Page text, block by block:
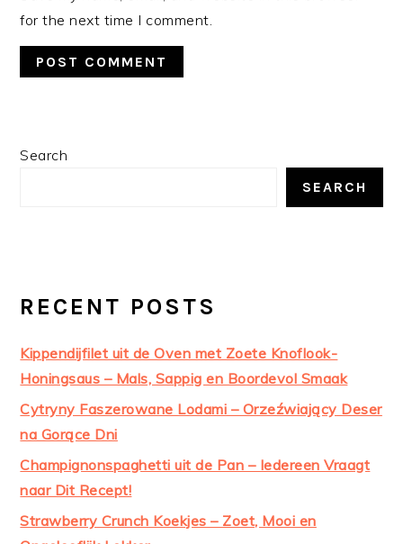
for the next time I comment.
PRIMARY
Search
SEARCH
RECENT POSTS
Kippendijfilet uit de Oven met Zoete Knoflook-
Honingsaus – Mals, Sappig en Boordevol Smaak
Cytryny Faszerowane Lodami – Orzeźwiający Deser
na Gorące Dni
Champignonspaghetti uit de Pan – Iedereen Vraagt
naar Dit Recept!
Strawberry Crunch Koekjes – Zoet, Mooi en